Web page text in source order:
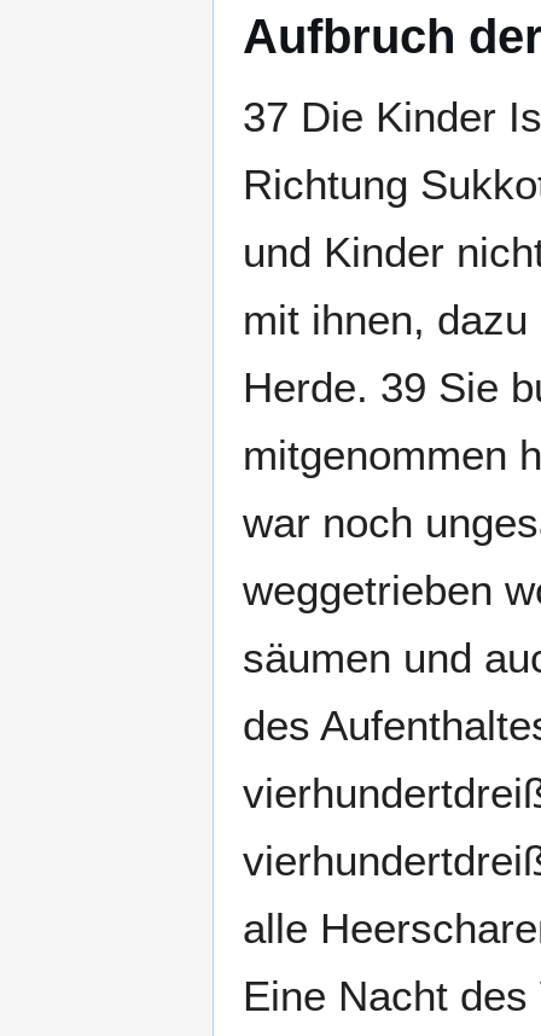
Aufbruch
37 Die Kinder
Richtung
und Kinder
mit ihnen,
Herde. 39 Sie
mitgenommen
war noch
weggetrieben
säumen und
des
alle
Eine Nacht